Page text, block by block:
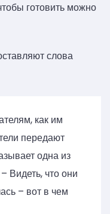
готовить можно
слова
как им
передают
одна из
Видеть, что они
– вот в чем